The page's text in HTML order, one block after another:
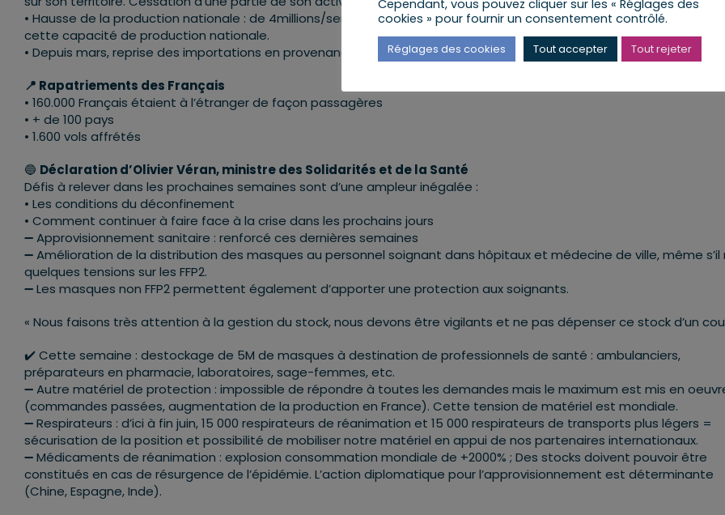
• Hausse de la production nationale : de 4millions/sem à +8 millions/sem aujourd’hui. Nous allons continuer à
cette capacité de production nationale.
• Depuis mars, reprise des importations en provenance de Chine
📍 Rapatriements des Français
• 160.000 Français étaient à l’étranger de façon passagères
• + de 100 pays
• 1.600 vols affrétés
🔵 Déclaration d’Olivier Véran, ministre des Solidarités et de la Santé
Défis à relever dans les prochaines semaines sont d’une ampleur inégalée :
• Les conditions du déconfinement
• Comment continuer à faire face à la crise dans les prochains jours
➖ Approvisionnement sanitaire : renforcé ces dernières semaines
➖ Amélioration de la distribution des masques au personnel soignant dans hôpitaux et médecine de ville, même s’il
quelques tensions sur les FFP2.
➖ Les masques non FFP2 permettent également d’apporter une protection aux soignants.
« Nous faisons très attention à la gestion du stock, nous devons être vigilants et ne pas dépenser ce stock d’un
✔️ Cette semaine : destockage de 5M de masques à destination de professionnels de santé : ambulanciers,
préparateurs en pharmacie, laboratoires, sage-femmes, etc.
➖ Autre matériel de protection : impossible de répondre à toutes les demandes mais le maximum est mis en
(commandes passées, augmentation de la production en France). Cette tension de matériel est mondiale.
➖ Respirateurs : d’ici à fin juin, 15 000 respirateurs de réanimation et 15 000 respirateurs de transports plus légers =
sécurisation de la position et possibilité de mobiliser notre matériel en appui de nos partenaires internationaux.
➖ Médicaments de réanimation : explosion consommation mondiale de +2000% ; Des stocks doivent pouvoir être
constitués en cas de résurgence de l’épidémie. L’action diplomatique pour l’approvisionnement est déterminante
(Chine, Espagne, Inde).
Cependant, vous pouvez cliquer sur les « Réglages des
cookies » pour fournir un consentement contrôlé.
Réglages des cookies Tout accepter Tout rejeter